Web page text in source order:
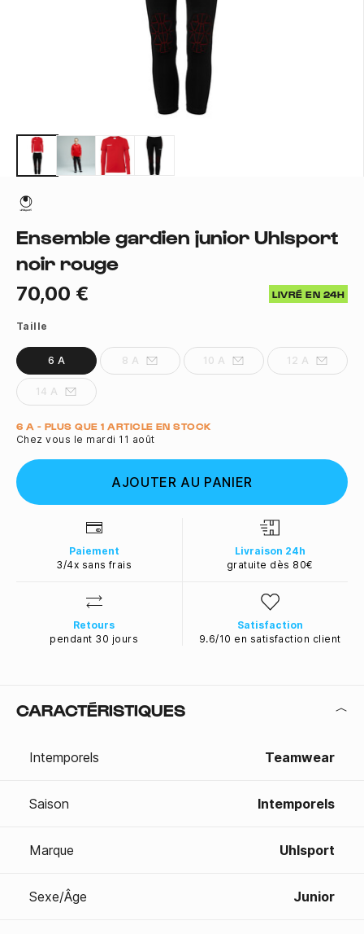
Ensemble gardien junior Uhlsport
noir rouge
70,00 € LIVRÉ EN 24H
Taille
6 A 8 A 10 A 12 A
14 A
Quantité
6 A - PLUS QUE 1 ARTICLE EN STOCK
Chez vous le mardi 11 août
AJOUTER AU PANIER
Paiement
3/4x sans frais
Livraison 24h
gratuite dès 80€
Retours
pendant 30 jours
Satisfaction
9.6/10 en satisfaction client
CARACTÉRISTIQUES
Intemporels Teamwear
Saison Intemporels
Marque Uhlsport
Sexe/Âge Junior